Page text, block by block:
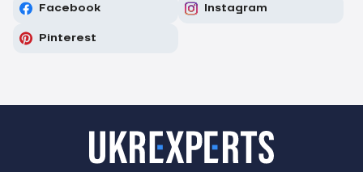
Facebook Instagram
Pinterest